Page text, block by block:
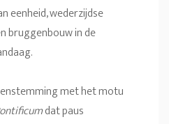
eenheid, wederzijdse
bruggenbouw in de
met het motu
dat paus